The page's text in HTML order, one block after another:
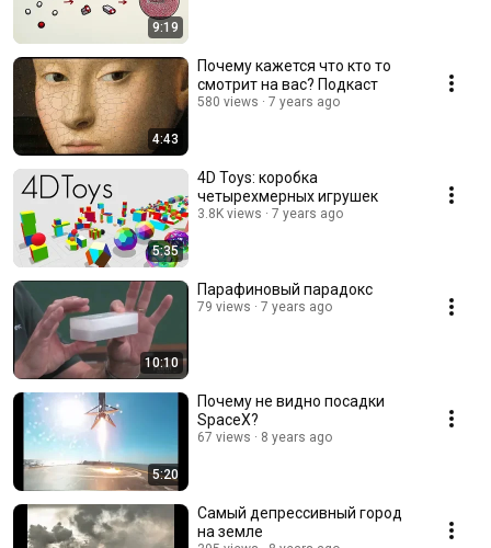
9:19
4:43
Почему кажется что кто то
смотрит на вас? Подкаст
580 views 7 years ago
5:35
4D Toys: коробка
четырехмерных игрушек
3.8K views 7 years ago
10:10
Парафиновый парадокс
79 views 7 years ago
5:20
Почему не видно посадки
SpaceX?
67 views 8 years ago
Самый депрессивный город
на земле